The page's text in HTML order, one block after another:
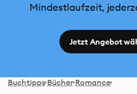
Mindestlaufzeit,
Jetzt Angebot
Buchtipps Bücher Romance